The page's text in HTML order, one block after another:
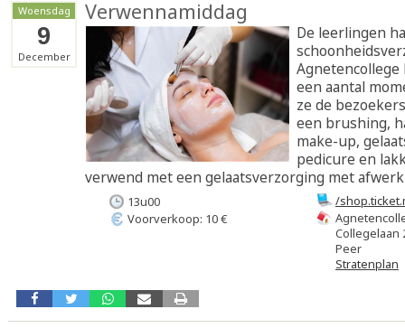
Woensdag
9
December
Verwennamiddag
De leerlingen
een aantal
ze de
een brushing,
make-up,
pedicure en
verwend met een gelaatsverzorging met
/
Collegelaan
Peer
Stratenplan
13u00
Voorverkoop: 10 €